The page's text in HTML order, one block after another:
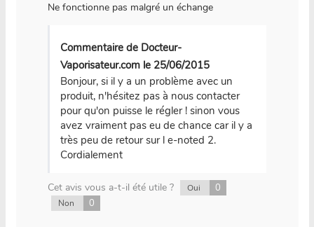
Ne fonctionne pas malgré un échange
Commentaire de Docteur-
Vaporisateur.com le 25/06/2015
Bonjour, si il y a un problème avec un
produit, n'hésitez pas à nous contacter
pour qu'on puisse le régler ! sinon vous
avez vraiment pas eu de chance car il y a
très peu de retour sur l e-noted 2.
Cordialement
Cet avis vous a-t-il été utile ? Oui 0
Non 0